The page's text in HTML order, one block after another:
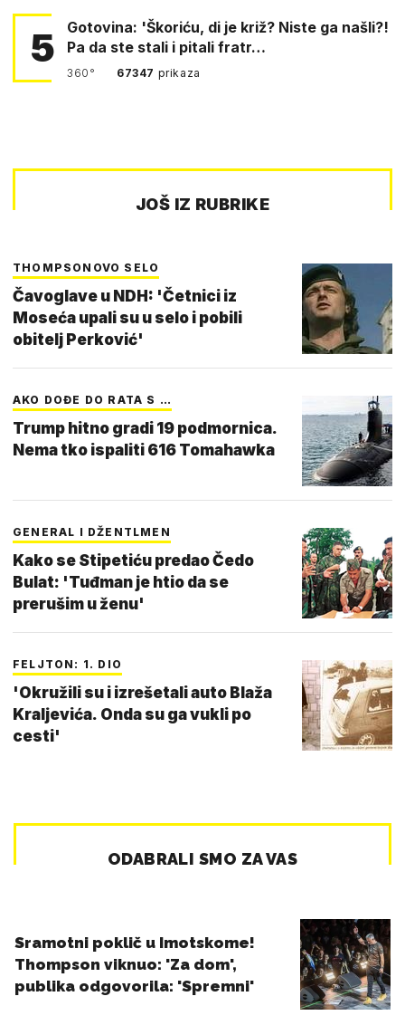
5
Gotovina: 'Škoriću, di je križ? Niste ga našli?!
Pa da ste stali i pitali fratr…
360° 67347 prikaza
JOŠ IZ RUBRIKE
THOMPSONOVO SELO
Čavoglave u NDH: 'Četnici iz
Moseća upali su u selo i pobili
obitelj Perković'
AKO DOĐE DO RATA S …
Trump hitno gradi 19 podmornica.
Nema tko ispaliti 616 Tomahawka
GENERAL I DŽENTLMEN
Kako se Stipetiću predao Čedo
Bulat: 'Tuđman je htio da se
prerušim u ženu'
FELJTON: 1. DIO
'Okružili su i izrešetali auto Blaža
Kraljevića. Onda su ga vukli po
cesti'